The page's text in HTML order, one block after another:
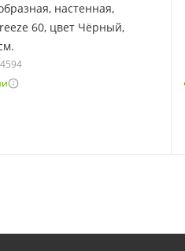
настенная,
60, цвет Чёрный,